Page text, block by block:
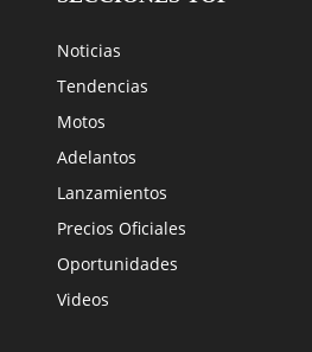
Noticias
Tendencias
Motos
Adelantos
Lanzamientos
Precios Oficiales
Oportunidades
Videos